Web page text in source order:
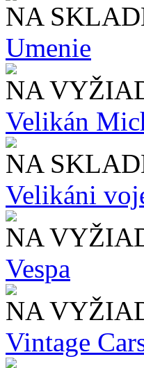
NA
Umenie
NA
Velikán
NA
Velikáni
NA
Vespa
NA
Vintage